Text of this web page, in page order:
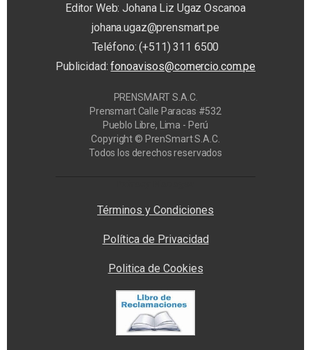
Editor Web: Johana Liz Ugaz Oscanoa
johana.ugaz@prensmart.pe
Teléfono: (+511) 311 6500
Publicidad:fonoavisos@comercio.com.pe
PRENSMART S.A.C.
Prensmart Calle Paracas #532
Pueblo Libre, Lima - Perú
Copyright © PrenSmart S.A.C.
Todos los derechos reservados
Términos y Condiciones
Política de Privacidad
Politica de Cookies